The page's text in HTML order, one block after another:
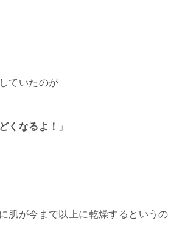
ていたのが
くなるよ！ 」
肌が今まで以上に乾燥するというの